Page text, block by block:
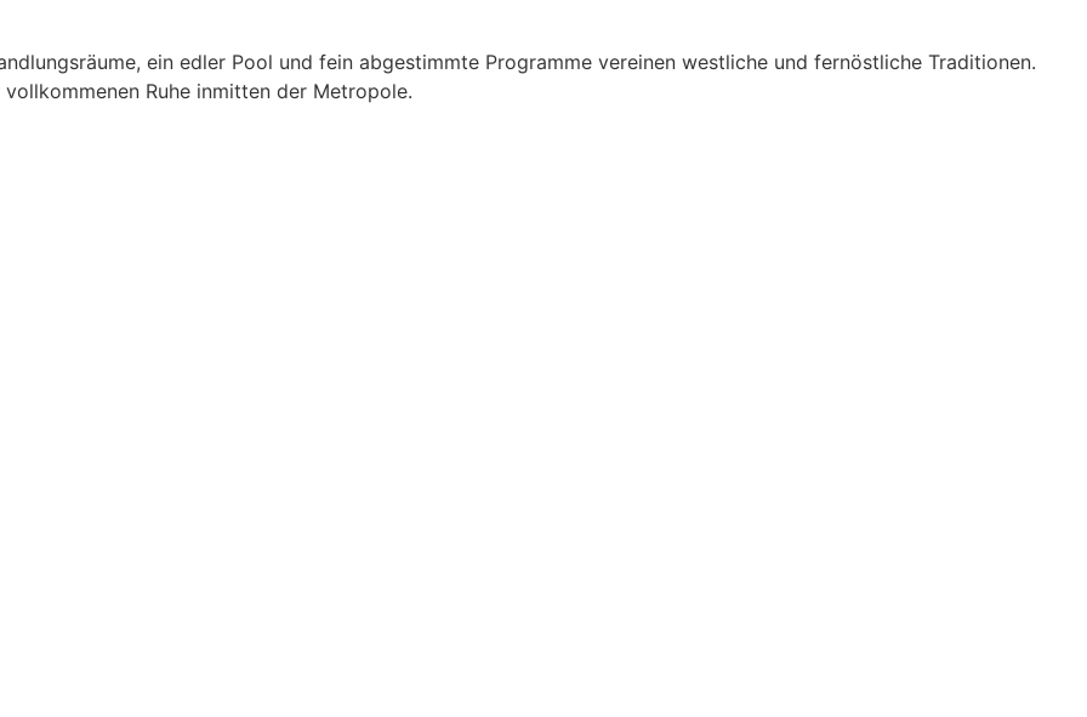
ein edler Pool und fein abgestimmte Programme vereinen westliche und fernöstliche Traditionen.
Ruhe inmitten der Metropole.